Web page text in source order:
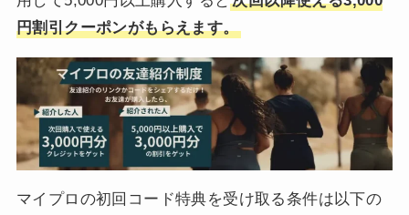
円割引クーポンがもらえます。
マイプロの初回コード特典を受け取る条件は以下の